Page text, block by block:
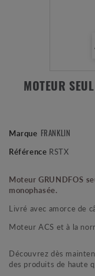
MOTEUR
Marque FRANKLIN
Référence RSTX
Moteur GRUNDFOS
monophasée.
Livré avec amorce de
Moteur ACS et à la
Découvrez dès
des produits de haute